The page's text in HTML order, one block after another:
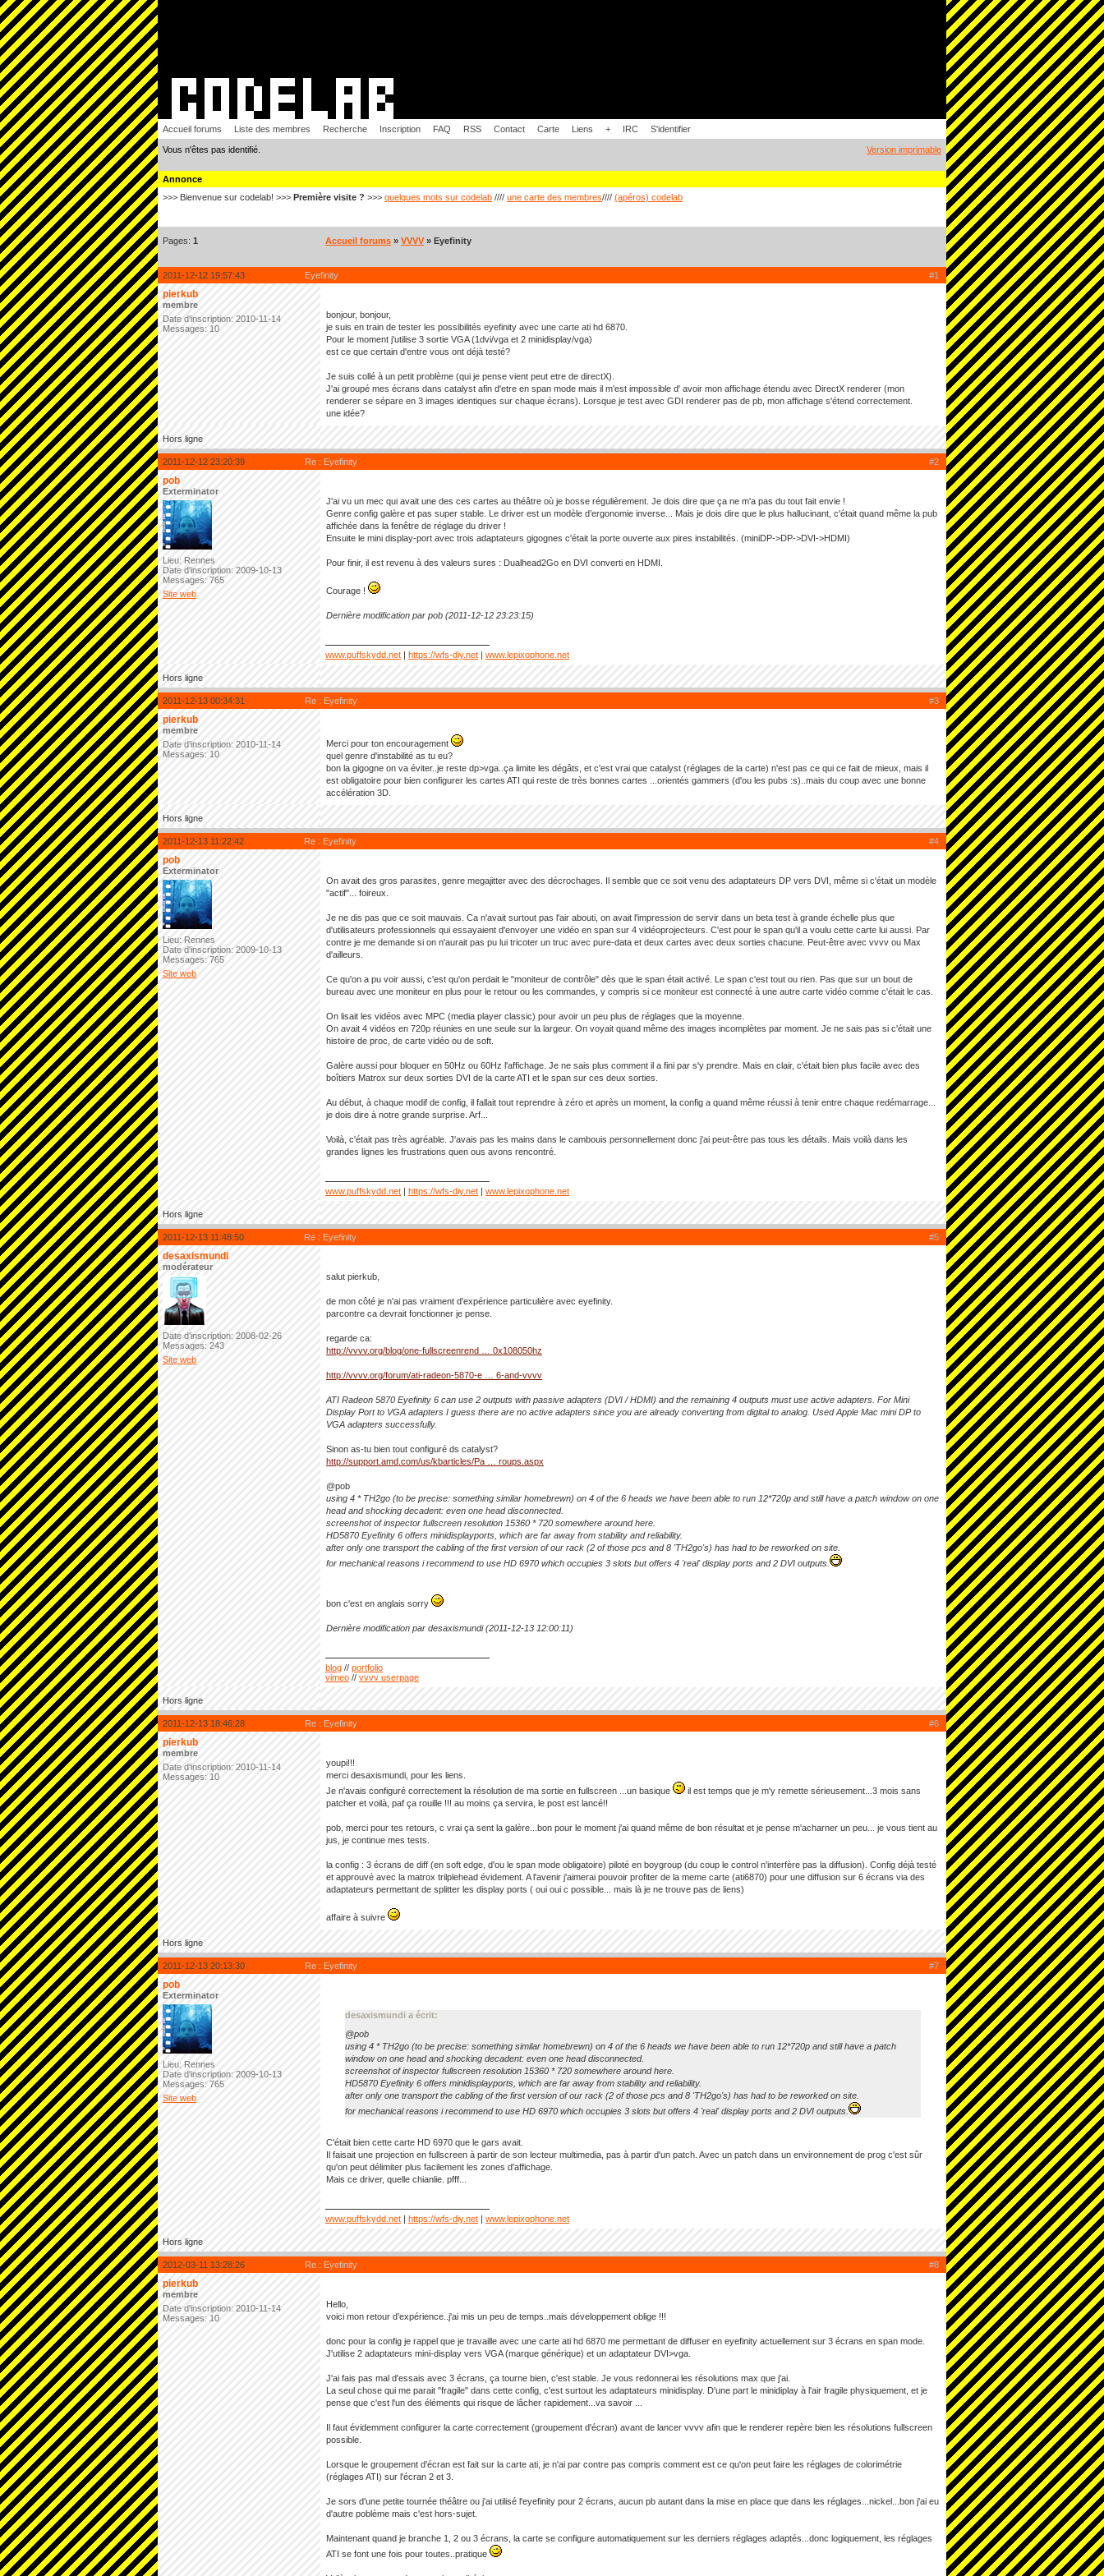
Accueil forums Liste des membres Recherche Inscription FAQ RSS Contact Carte Liens + IRC S'identifier
Vous n'êtes pas identifié. Version imprimable
Annonce
>>> Bienvenue sur codelab! >>> Première visite ? >>> quelques mots sur codelab //// une carte des membres//// (apéros) codelab
Pages: 1 Accueil forums » VVVV » Eyefinity
#1
2011-12-12 19:57:43 Eyefinity
pierkub
membre
Date d'inscription: 2010-11-14
Messages: 10
bonjour, bonjour,
je suis en train de tester les possibilités eyefinity avec une carte ati hd 6870.
Pour le moment j'utilise 3 sortie VGA (1dvi/vga et 2 minidisplay/vga)
est ce que certain d'entre vous ont déjà testé?
Je suis collé à un petit problème (qui je pense vient peut etre de directX).
J'ai groupé mes écrans dans catalyst afin d'etre en span mode mais il m'est impossible d' avoir mon affichage étendu avec DirectX renderer (mon
renderer se sépare en 3 images identiques sur chaque écrans). Lorsque je test avec GDI renderer pas de pb, mon affichage s'étend correctement.
une idée?
Hors ligne
#2
2011-12-12 23:20:39 Re : Eyefinity
pob
Exterminator
Lieu: Rennes
Date d'inscription: 2009-10-13
Messages: 765
Site web
J'ai vu un mec qui avait une des ces cartes au théâtre où je bosse régulièrement. Je dois dire que ça ne m'a pas du tout fait envie !
Genre config galère et pas super stable. Le driver est un modèle d’ergonomie inverse... Mais je dois dire que le plus hallucinant, c'était quand même la pub
affichée dans la fenêtre de réglage du driver !
Ensuite le mini display-port avec trois adaptateurs gigognes c'était la porte ouverte aux pires instabilités. (miniDP->DP->DVI->HDMI)
Pour finir, il est revenu à des valeurs sures : Dualhead2Go en DVI converti en HDMI.
Courage !
Dernière modification par pob (2011-12-12 23:23:15)
www.puffskydd.net | https://wfs-diy.net | www.lepixophone.net
Hors ligne
#3
2011-12-13 00:34:31 Re : Eyefinity
pierkub
membre
Date d'inscription: 2010-11-14
Messages: 10
Merci pour ton encouragement
quel genre d'instabilité as tu eu?
bon la gigogne on va éviter..je reste dp>vga..ça limite les dégâts, et c'est vrai que catalyst (réglages de la carte) n'est pas ce qui ce fait de mieux, mais il
est obligatoire pour bien configurer les cartes ATI qui reste de très bonnes cartes ...orientés gammers (d'ou les pubs :s)..mais du coup avec une bonne
accélération 3D.
Hors ligne
#4
2011-12-13 11:22:42 Re : Eyefinity
pob
Exterminator
Lieu: Rennes
Date d'inscription: 2009-10-13
Messages: 765
Site web
On avait des gros parasites, genre megajitter avec des décrochages. Il semble que ce soit venu des adaptateurs DP vers DVI, même si c'était un modèle
"actif"... foireux.
Je ne dis pas que ce soit mauvais. Ca n'avait surtout pas l'air abouti, on avait l'impression de servir dans un beta test à grande échelle plus que
d'utilisateurs professionnels qui essayaient d'envoyer une vidéo en span sur 4 vidéoprojecteurs. C'est pour le span qu'il a voulu cette carte lui aussi. Par
contre je me demande si on n'aurait pas pu lui tricoter un truc avec pure-data et deux cartes avec deux sorties chacune. Peut-être avec vvvv ou Max
d'ailleurs.
Ce qu'on a pu voir aussi, c'est qu'on perdait le "moniteur de contrôle" dès que le span était activé. Le span c'est tout ou rien. Pas que sur un bout de
bureau avec une moniteur en plus pour le retour ou les commandes, y compris si ce moniteur est connecté à une autre carte vidéo comme c'était le cas.
On lisait les vidéos avec MPC (media player classic) pour avoir un peu plus de réglages que la moyenne.
On avait 4 vidéos en 720p réunies en une seule sur la largeur. On voyait quand même des images incomplètes par moment. Je ne sais pas si c'était une
histoire de proc, de carte vidéo ou de soft.
Galère aussi pour bloquer en 50Hz ou 60Hz l'affichage. Je ne sais plus comment il a fini par s'y prendre. Mais en clair, c'était bien plus facile avec des
boîtiers Matrox sur deux sorties DVI de la carte ATI et le span sur ces deux sorties.
Au début, à chaque modif de config, il fallait tout reprendre à zéro et après un moment, la config a quand même réussi à tenir entre chaque redémarrage...
je dois dire à notre grande surprise. Arf...
Voilà, c'était pas très agréable. J'avais pas les mains dans le cambouis personnellement donc j'ai peut-être pas tous les détails. Mais voilà dans les
grandes lignes les frustrations quen ous avons rencontré.
www.puffskydd.net | https://wfs-diy.net | www.lepixophone.net
Hors ligne
#5
2011-12-13 11:48:50 Re : Eyefinity
desaxismundi
modérateur
Date d'inscription: 2008-02-26
Messages: 243
Site web
salut pierkub,
de mon côté je n'ai pas vraiment d'expérience particulière avec eyefinity.
parcontre ca devrait fonctionner je pense.
regarde ca:
http://vvvv.org/blog/one-fullscreenrend … 0x108050hz
http://vvvv.org/forum/ati-radeon-5870-e … 6-and-vvvv
ATI Radeon 5870 Eyefinity 6 can use 2 outputs with passive adapters (DVI / HDMI) and the remaining 4 outputs must use active adapters. For Mini
Display Port to VGA adapters I guess there are no active adapters since you are already converting from digital to analog. Used Apple Mac mini DP to
VGA adapters successfully.
Sinon as-tu bien tout configuré ds catalyst?
http://support.amd.com/us/kbarticles/Pa … roups.aspx
@pob
using 4 * TH2go (to be precise: something similar homebrewn) on 4 of the 6 heads we have been able to run 12*720p and still have a patch window on one
head and shocking decadent: even one head disconnected.
screenshot of inspector fullscreen resolution 15360 * 720 somewhere around here.
HD5870 Eyefinity 6 offers minidisplayports, which are far away from stability and reliability.
after only one transport the cabling of the first version of our rack (2 of those pcs and 8 'TH2go's) has had to be reworked on site.
for mechanical reasons i recommend to use HD 6970 which occupies 3 slots but offers 4 'real' display ports and 2 DVI outputs.
bon c'est en anglais sorry
Dernière modification par desaxismundi (2011-12-13 12:00:11)
blog // portfolio
vimeo // vvvv userpage
Hors ligne
#6
2011-12-13 18:46:28 Re : Eyefinity
pierkub
membre
Date d'inscription: 2010-11-14
Messages: 10
youpi!!!
merci desaxismundi, pour les liens.
Je n'avais configuré correctement la résolution de ma sortie en fullscreen ...un basique
il est temps que je m'y remette sérieusement...3 mois sans
patcher et voilà, paf ça rouille !!! au moins ça servira, le post est lancé!!
pob, merci pour tes retours, c vrai ça sent la galère...bon pour le moment j'ai quand même de bon résultat et je pense m'acharner un peu... je vous tient au
jus, je continue mes tests.
la config : 3 écrans de diff (en soft edge, d'ou le span mode obligatoire) piloté en boygroup (du coup le control n'interfère pas la diffusion). Config déjà testé
et approuvé avec la matrox trilplehead évidement. A l'avenir j'aimerai pouvoir profiter de la meme carte (ati6870) pour une diffusion sur 6 écrans via des
adaptateurs permettant de splitter les display ports ( oui oui c possible... mais là je ne trouve pas de liens)
affaire à suivre
Hors ligne
#7
2011-12-13 20:13:30 Re : Eyefinity
pob
Exterminator
Lieu: Rennes
Date d'inscription: 2009-10-13
Messages: 765
Site web
desaxismundi a écrit:
@pob
using 4 * TH2go (to be precise: something similar homebrewn) on 4 of the 6 heads we have been able to run 12*720p and still have a patch
window on one head and shocking decadent: even one head disconnected.
screenshot of inspector fullscreen resolution 15360 * 720 somewhere around here.
HD5870 Eyefinity 6 offers minidisplayports, which are far away from stability and reliability.
after only one transport the cabling of the first version of our rack (2 of those pcs and 8 'TH2go's) has had to be reworked on site.
for mechanical reasons i recommend to use HD 6970 which occupies 3 slots but offers 4 'real' display ports and 2 DVI outputs.
C'était bien cette carte HD 6970 que le gars avait.
Il faisait une projection en fullscreen à partir de son lecteur multimedia, pas à partir d'un patch. Avec un patch dans un environnement de prog c'est sûr
qu'on peut délimiter plus facilement les zones d'affichage.
Mais ce driver, quelle chianlie. pfff...
www.puffskydd.net | https://wfs-diy.net | www.lepixophone.net
Hors ligne
#8
2012-03-11 13:28:26 Re : Eyefinity
pierkub
membre
Date d'inscription: 2010-11-14
Messages: 10
Hello,
voici mon retour d’expérience..j'ai mis un peu de temps..mais développement oblige !!!
donc pour la config je rappel que je travaille avec une carte ati hd 6870 me permettant de diffuser en eyefinity actuellement sur 3 écrans en span mode.
J'utilise 2 adaptateurs mini-display vers VGA (marque générique) et un adaptateur DVI>vga.
J'ai fais pas mal d'essais avec 3 écrans, ça tourne bien, c'est stable. Je vous redonnerai les résolutions max que j'ai.
La seul chose qui me parait "fragile" dans cette config, c'est surtout les adaptateurs minidisplay. D'une part le minidiplay à l'air fragile physiquement, et je
pense que c'est l'un des éléments qui risque de lâcher rapidement...va savoir ...
Il faut évidemment configurer la carte correctement (groupement d'écran) avant de lancer vvvv afin que le renderer repère bien les résolutions fullscreen
possible.
Lorsque le groupement d'écran est fait sur la carte ati, je n'ai par contre pas compris comment est ce qu'on peut faire les réglages de colorimétrie
(réglages ATI) sur l'écran 2 et 3.
Je sors d'une petite tournée théâtre ou j'ai utilisé l'eyefinity pour 2 écrans, aucun pb autant dans la mise en place que dans les réglages...nickel...bon j'ai eu
d'autre poblème mais c'est hors-sujet.
Maintenant quand je branche 1, 2 ou 3 écrans, la carte se configure automatiquement sur les derniers réglages adaptés...donc logiquement, les réglages
ATI se font une fois pour toutes..pratique